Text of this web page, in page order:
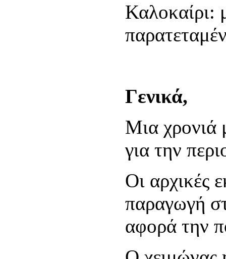
Καλοκαίρι:
Γενικά,
Μια χρονιά
για την
Οι αρχικές
παραγωγή
αφορά την